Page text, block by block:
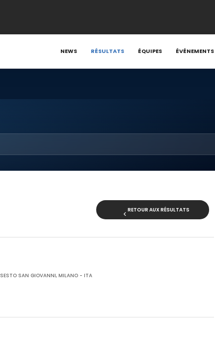
NEWS RÉSULTATS ÉQUIPES ÉVÉNEMENTS
RETOUR AUX RÉSULTATS
SESTO SAN GIOVANNI, MILANO - ITA